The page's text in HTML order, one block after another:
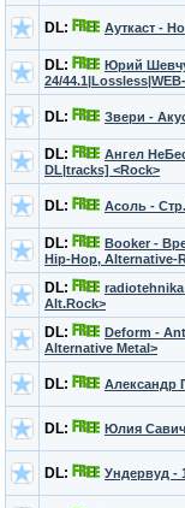
DL: Ауткаст -
DL:
Юрий
24/
DL: Звери -
DL:
Ангел
DL|tracks] <Rock>
DL: Асоль -
DL:
Booker -
Hip-Hop, Alternative-
DL:
radiotehnika
Alt.Rock>
DL:
Deform -
Alternative Metal>
DL: Александр
DL: Юлия
DL: Ундервуд -